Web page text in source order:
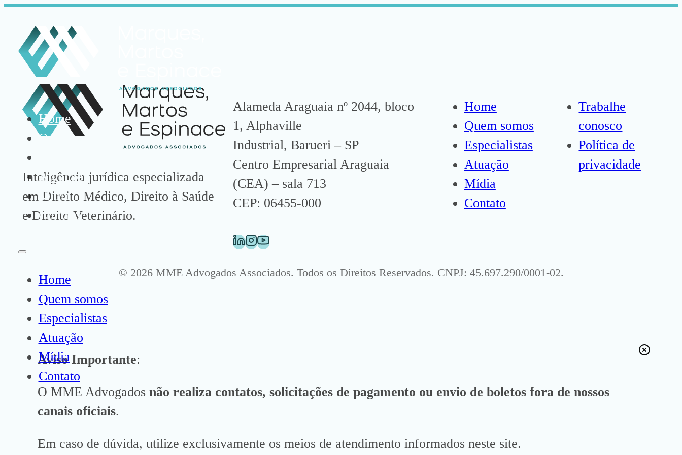
Home
Quem somos
Atuação
Mídia
Contato
Home
Quem somos
Especialistas
Atuação
Mídia
Contato
Inteligência jurídica especializada
em Direito Médico, Direito à Saúde
e Direito Veterinário.
Alameda Araguaia nº 2044, bloco
1, Alphaville
Industrial, Barueri – SP
Centro Empresarial Araguaia
(CEA) – sala 713
CEP: 06455-000
Home
Quem somos
Especialistas
Atuação
Mídia
Contato
Trabalhe
conosco
Política de
privacidade
© 2026 MME Advogados Associados. Todos os Direitos Reservados. CNPJ: 45.697.290/0001-02.
Aviso Importante:
O MME Advogadosnão realiza contatos, solicitações de pagamento ou envio de boletos fora de nossos
canais oficiais.
Em caso de dúvida, utilize exclusivamente os meios de atendimento informados neste site.